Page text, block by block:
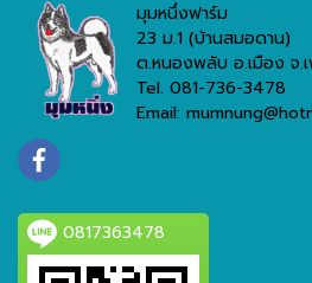
มุมหนึ่งฟาร์ม
23 ม.1 (บ้านสมอดาน)
ต.หนองพลับ อ.เมือง จ.
Tel. 081-736-3478
Email:
0817363478